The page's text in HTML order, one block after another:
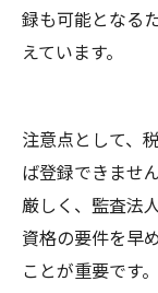
録も可能となる
えています。
注意点として、
ば登録できませ
厳しく、監査法
資格の要件を早
ことが重要です。